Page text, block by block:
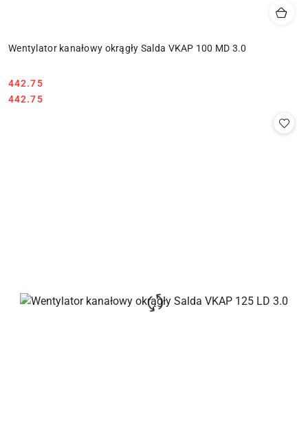
Wentylator kanałowy okrągły Salda VKAP 100 MD 3.0
Cena:
442.75
Cena:
442.75